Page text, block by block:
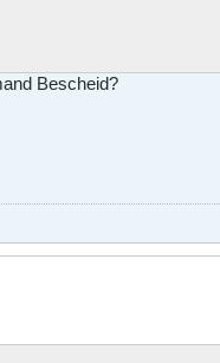
Bescheid?